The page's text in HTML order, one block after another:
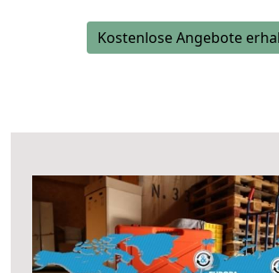
Kostenlose Angebote